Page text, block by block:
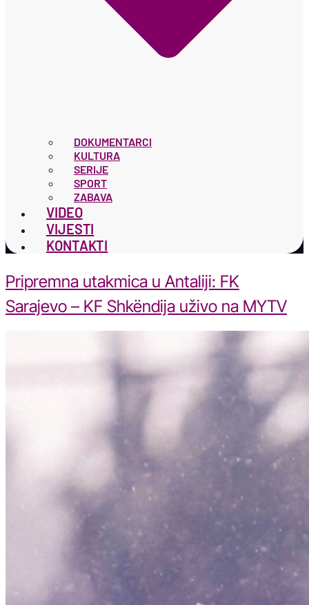
DOKUMENTARCI
KULTURA
SERIJE
SPORT
ZABAVA
VIDEO
VIJESTI
KONTAKTI
Pripremna utakmica u Antaliji: FK
Sarajevo – KF Shkëndija uživo na MYTV